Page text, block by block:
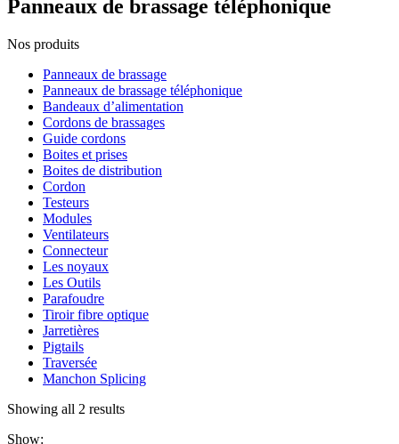
Panneaux de brassage téléphonique
Nos produits
Panneaux de brassage
Panneaux de brassage téléphonique
Bandeaux d’alimentation
Cordons de brassages
Guide cordons
Boites et prises
Boites de distribution
Cordon
Testeurs
Modules
Ventilateurs
Connecteur
Les noyaux
Les Outils
Parafoudre
Tiroir fibre optique
Jarretières
Pigtails
Traversée
Manchon Splicing
Showing all 2 results
Show: